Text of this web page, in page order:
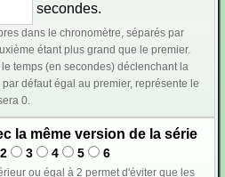
secondes.
dans le chronomètre, séparés par
étant plus grand que le premier.
temps (en secondes) déclenchant la
0.
la même version de la série
2 3 4 5 6
ou égal à 2 permet d'éviter que les